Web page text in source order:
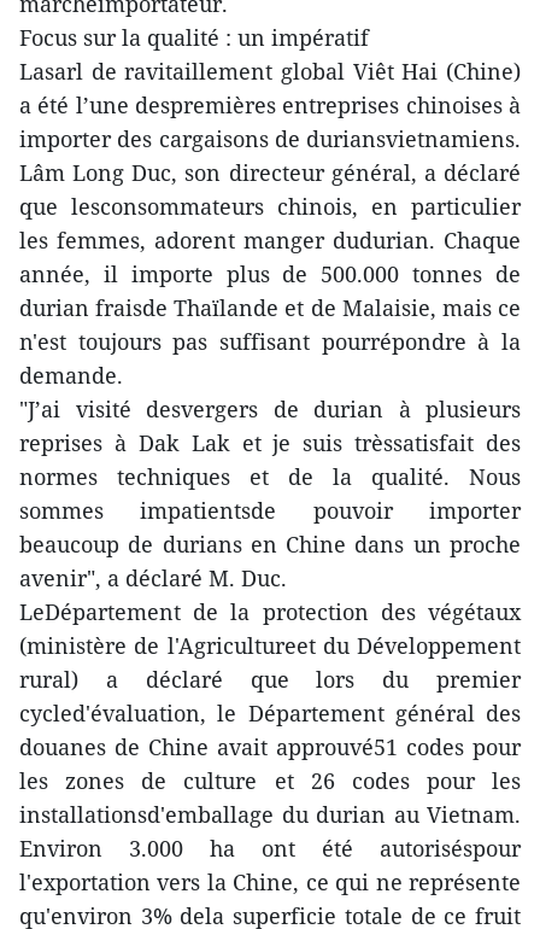
Focus sur la qualité : un impératif
Lasarl de ravitaillement global Viêt Hai (Chine)
a été l’une despremières entreprises chinoises à
importer des cargaisons de duriansvietnamiens.
Lâm Long Duc, son directeur général, a déclaré
que lesconsommateurs chinois, en particulier
les femmes, adorent manger dudurian. Chaque
année, il importe plus de 500.000 tonnes de
durian fraisde Thaïlande et de Malaisie, mais ce
n'est toujours pas suffisant pourrépondre à la
demande.
"J’ai visité desvergers de durian à plusieurs
reprises à Dak Lak et je suis trèssatisfait des
normes techniques et de la qualité. Nous
sommes impatientsde pouvoir importer
beaucoup de durians en Chine dans un proche
avenir", a déclaré M. Duc.
LeDépartement de la protection des végétaux
(ministère de l'Agricultureet du Développement
rural) a déclaré que lors du premier
cycled'évaluation, le Département général des
douanes de Chine avait approuvé51 codes pour
les zones de culture et 26 codes pour les
installationsd'emballage du durian au Vietnam.
Environ 3.000 ha ont été autoriséspour
l'exportation vers la Chine, ce qui ne représente
qu'environ 3% dela superficie totale de ce fruit